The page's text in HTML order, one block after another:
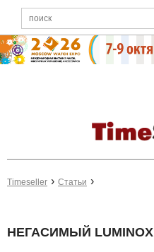
Timeseller Статьи
НЕГАСИМЫЙ LUMINOX